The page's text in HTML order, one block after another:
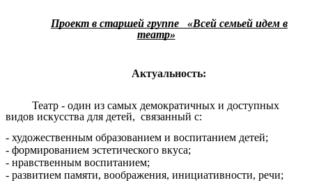
Проект в старшей группе «Всей семьей идем в
театр»
Актуальность:
Театр - один из самых демократичных и доступных
видов искусства для детей, связанный с:
- художественным образованием и воспитанием детей;
- формированием эстетического вкуса;
- нравственным воспитанием;
- развитием памяти, воображения, инициативности, речи;